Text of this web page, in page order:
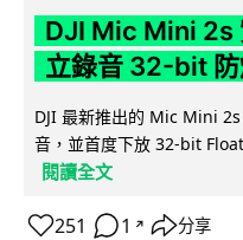
DJI Mic Mini 2s
立錄音 32-bit
DJI 最新推出的 Mic Mini
音，並首度下放 32-bit
閱讀全文
251 1 ↗ 分享